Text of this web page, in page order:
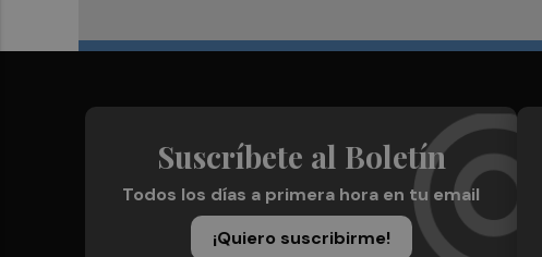
Suscríbete al Boletín
Todos los días a primera hora en tu email
¡Quiero suscribirme!